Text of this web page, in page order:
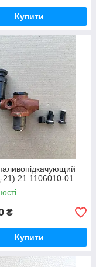
Купити
21.1106010-01
₴
Купити